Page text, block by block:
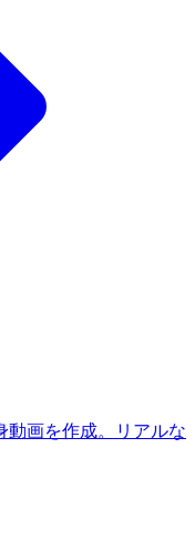
動画を作成。リアルな